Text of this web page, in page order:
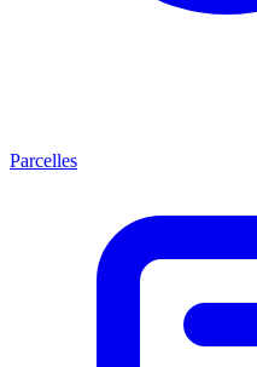
Parcelles